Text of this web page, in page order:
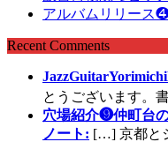
アルバムリリース
Recent Comments
とうございます。
穴場紹介❾仲町台
ノート: […] 京都と